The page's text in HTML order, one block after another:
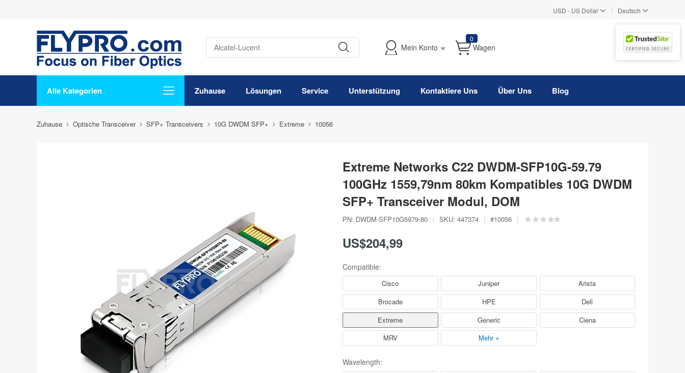
USD - US Dollar | Deutsch
Mein Konto
0
Wagen
Alle Kategorien Zuhause Lösungen Service Unterstützung Kontaktiere Uns Über Uns Blog
Zuhause Optische Transceiver SFP+ Transceivers 10G DWDM SFP+ Extreme 10056
Extreme Networks C22 DWDM-SFP10G-59.79
100GHz 1559,79nm 80km Kompatibles 10G DWDM
SFP+ Transceiver Modul, DOM
PN: DWDM-SFP10G5979-80 | SKU: 447374 | #10056 |
US$204,99
Compatible:
Cisco Juniper
Arista
Brocade
HPE
Dell
Extreme
Generic
Ciena
MRV
Mehr +
Wavelength: